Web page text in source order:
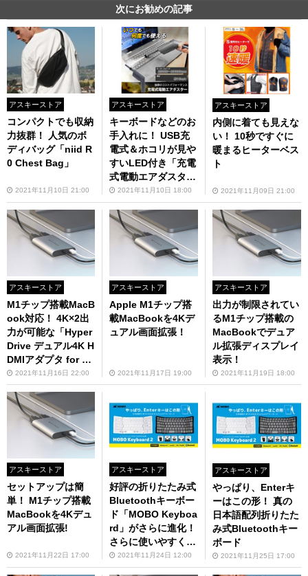
次にお勧めの記事
アスキーストア
コンパクトでも収納
力抜群！ 人気のボ
ディバッグ「niid R
0 Chest Bag」
2021年11月10日 21:00
アスキーストア
キーボードなどのお
手入れに！ USB充
電式＆ホコリが見や
すいLED付き「充電
式電動エアダスター
Light」
2021年11月10日 18:00
アスキーストア
内側に着ても見えな
い！ 10秒ですぐに
暖まるヒーターベス
ト
2021年11月09日 21:00
アスキーストア
M1チップ搭載MacB
ook対応！ 4K×2出
力が可能な「Hyper
Drive デュアル4K H
DMIアダプタ for M
1 MacBook」
2021年11月16日 22:00
アスキーストア
Apple M1チップ搭
載MacBookを4Kデ
ュアル画面拡張！
2021年11月17日 19:00
アスキーストア
出力が制限されてい
るM1チップ搭載の
MacBookでデュア
ル拡張ディスプレイ
表示！
2021年11月19日 18:00
アスキーストア
セットアップは簡
単！ M1チップ搭載
MacBookを4Kデュ
アル画面拡張!
2021年11月22日 17:00
アスキーストア
好評の折りたたみ式
Bluetoothキーボー
ド「MOBO Keyboa
rd」がさらに進化！
さらに使いやすくな
った「MOBO Keyb
oard 2」
2021年11月24日 12:00
アスキーストア
やっぱり、Enterキ
ーはこの形！ 真の
日本語配列折りたた
み式Bluetoothキー
ボード
2021年11月25日 17:00